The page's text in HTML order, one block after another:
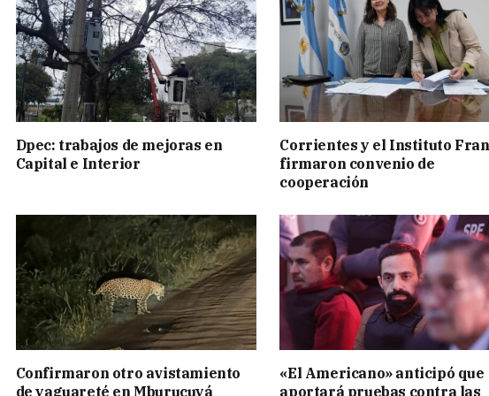
Dpec: trabajos de mejoras en
Capital e Interior
Corrientes y el Instituto
firmaron convenio de
cooperación
Confirmaron otro avistamiento
de yaguareté en Mburucuyá
«El Americano» anticipó que
aportará pruebas contra las